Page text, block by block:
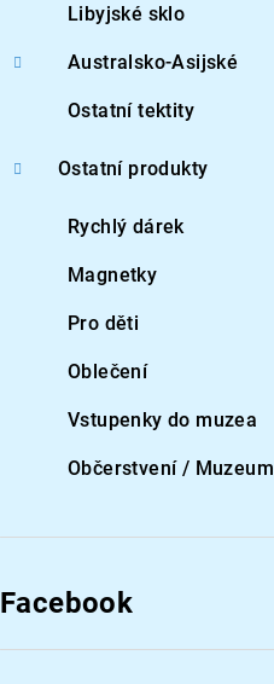
Libyjské sklo
Australsko-Asijské
Ostatní tektity
Ostatní produkty
Rychlý dárek
Magnetky
Pro děti
Oblečení
Vstupenky do muzea
Občerstvení / Muzeum
Facebook